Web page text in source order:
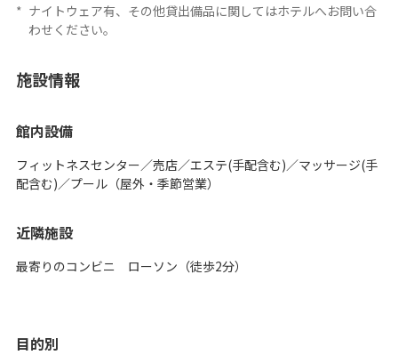
* ナイトウェア有、その他貸出備品に関してはホテルへお問い合
わせください。
施設情報
館内設備
フィットネスセンター／売店／エステ(手配含む)／マッサージ(手
配含む)／プール（屋外・季節営業）
近隣施設
最寄りのコンビニ ローソン（徒歩2分）
目的別